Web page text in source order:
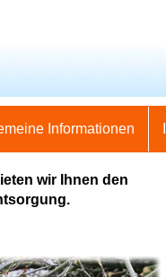
Informationen
wir Ihnen den